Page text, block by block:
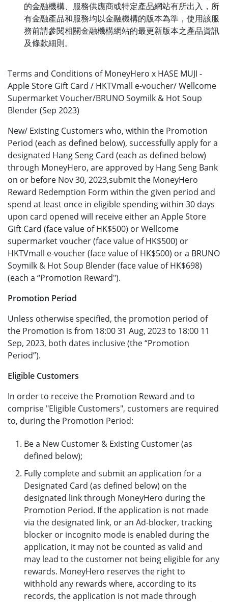
的金融機構、服務供應商或特定產品網站有所出入，所
有金融產品和服務均以金融機構的版本為準，使用該服
務前請參閱相關金融機構網站的最更新版本之產品資訊
及條款細則。
Terms and Conditions of MoneyHero x HASE MUJI -
Apple Store Gift Card / HKTVmall e-voucher/ Wellcome
Supermarket Voucher/BRUNO Soymilk & Hot Soup
Blender (Sep 2023)
New/ Existing Customers who, within the Promotion
Period (each as defined below), successfully apply for a
designated Hang Seng Card (each as defined below)
through MoneyHero, are approved by Hang Seng Bank
on or before Nov 30, 2023,submit the MoneyHero
Reward Redemption Form within the given period and
spend at least once in eligible spending within 30 days
upon card opened will receive either an Apple Store
Gift Card (face value of HK$500) or Wellcome
supermarket voucher (face value of HK$500) or
HKTVmall e-voucher (face value of HK$500) or a BRUNO
Soymilk & Hot Soup Blender (face value of HK$698)
(each a “Promotion Reward").
Promotion Period
Unless otherwise specified, the promotion period of
the Promotion is from 18:00 31 Aug, 2023 to 18:00 11
Sep, 2023, both dates inclusive (the “Promotion
Period”).
Eligible Customers
In order to receive the Promotion Reward and to
comprise "Eligible Customers", customers are required
to, during the Promotion Period:
Be a New Customer & Existing Customer (as
defined below);
Fully complete and submit an application for a
Designated Card (as defined below) on the
designated link through MoneyHero during the
Promotion Period. If the application is not made
via the designated link, or an Ad-blocker, tracking
blocker or incognito mode is enabled during the
application, it may not be counted as valid and
may lead to the customer not being eligible for any
rewards. MoneyHero reserves the right to
withhold any rewards where, according to its
records, the application is not made through